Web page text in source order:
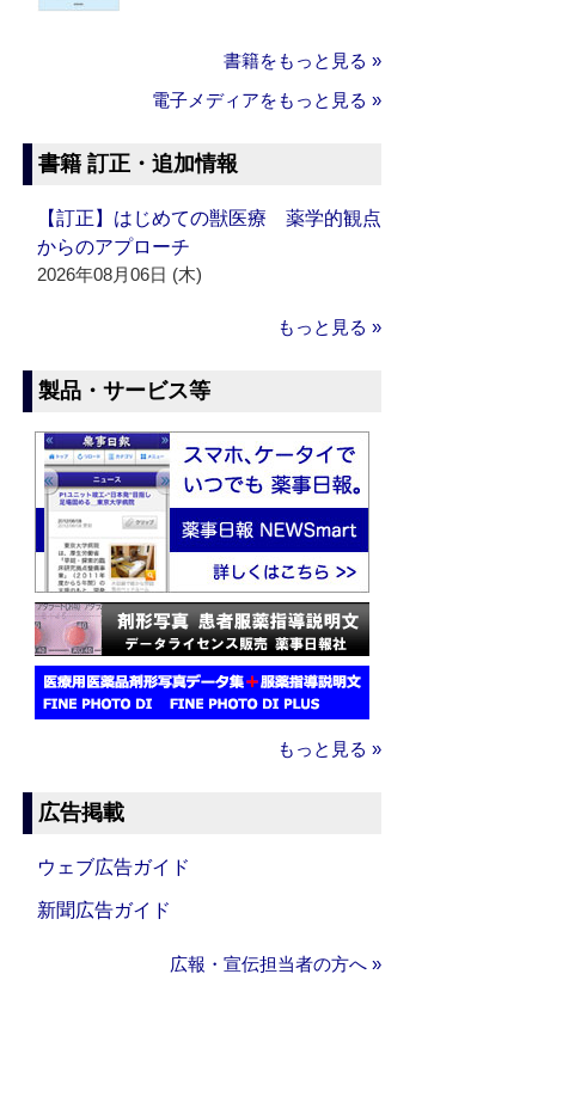
書籍をもっと見る »
電子メディアをもっと見る »
書籍 訂正・追加情報
【訂正】はじめての獣医療 薬学的観点
からのアプローチ
2026年08月06日 (木)
もっと見る »
製品・サービス等
もっと見る »
広告掲載
ウェブ広告ガイド
新聞広告ガイド
広報・宣伝担当者の方へ »